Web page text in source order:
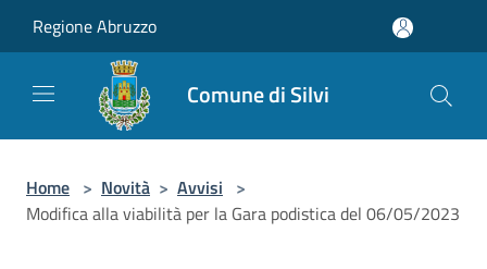
Regione Abruzzo
Comune di Silvi
Home > Novità > Avvisi >
Modifica alla viabilità per la Gara podistica del 06/05/2023